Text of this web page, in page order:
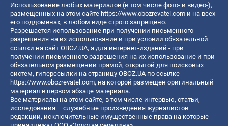
Использование любых материалов (в том числе фото- и видео-),
размещенных на этом сайте https://www.obozrevatel.com и на всех
его поддоменах, в любом виде строго запрещено.
Разрешается использование при получении письменного
разрешения на их использование и при условии обязательной
ссылки на сайт OBOZ.UA, а для интернет-изданий - при
получении письменного разрешения на их использование и при
обязательном размещении прямой, открытой для поисковых
систем, гиперссылки на страницу OBOZ.UA по ссылке
https://www.obozrevatel.com, на которой размещен оригинальный
материал в первом абзаце материала.
Все материалы на этом сайте, в том числе интервью, статьи,
исследования – служебные произведения журналистов
редакции, исключительные имущественные права на которые